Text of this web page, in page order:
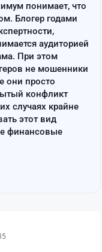
понимает, что
Блогер годами
аудиторией
При этом
не мошенники
они просто
конфликт
случаях крайне
этот вид
финансовые